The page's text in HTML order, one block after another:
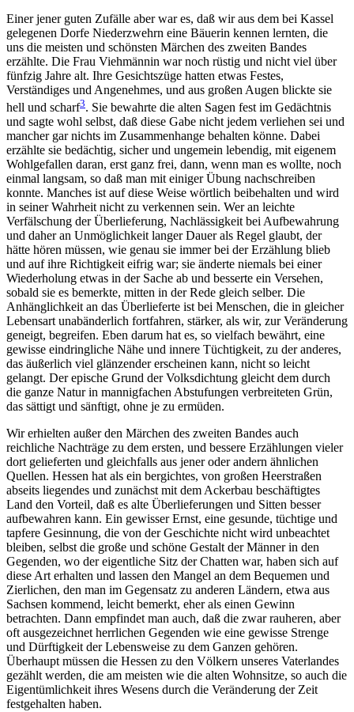
Einer jener guten Zufälle aber war es, daß wir aus dem bei Kassel
gelegenen Dorfe Niederzwehrn eine Bäuerin kennen lernten, die
uns die meisten und schönsten Märchen des zweiten Bandes
erzählte. Die Frau Viehmännin war noch rüstig und nicht viel über
fünfzig Jahre alt. Ihre Gesichtszüge hatten etwas Festes,
Verständiges und Angenehmes, und aus großen Augen blickte sie
hell und scharf3. Sie bewahrte die alten Sagen fest im Gedächtnis
und sagte wohl selbst, daß diese Gabe nicht jedem verliehen sei und
mancher gar nichts im Zusammenhange behalten könne. Dabei
erzählte sie bedächtig, sicher und ungemein lebendig, mit eigenem
Wohlgefallen daran, erst ganz frei, dann, wenn man es wollte, noch
einmal langsam, so daß man mit einiger Übung nachschreiben
konnte. Manches ist auf diese Weise wörtlich beibehalten und wird
in seiner Wahrheit nicht zu verkennen sein. Wer an leichte
Verfälschung der Überlieferung, Nachlässigkeit bei Aufbewahrung
und daher an Unmöglichkeit langer Dauer als Regel glaubt, der
hätte hören müssen, wie genau sie immer bei der Erzählung blieb
und auf ihre Richtigkeit eifrig war; sie änderte niemals bei einer
Wiederholung etwas in der Sache ab und besserte ein Versehen,
sobald sie es bemerkte, mitten in der Rede gleich selber. Die
Anhänglichkeit an das Überlieferte ist bei Menschen, die in gleicher
Lebensart unabänderlich fortfahren, stärker, als wir, zur Veränderung
geneigt, begreifen. Eben darum hat es, so vielfach bewährt, eine
gewisse eindringliche Nähe und innere Tüchtigkeit, zu der anderes,
das äußerlich viel glänzender erscheinen kann, nicht so leicht
gelangt. Der epische Grund der Volksdichtung gleicht dem durch
die ganze Natur in mannigfachen Abstufungen verbreiteten Grün,
das sättigt und sänftigt, ohne je zu ermüden.
Wir erhielten außer den Märchen des zweiten Bandes auch
reichliche Nachträge zu dem ersten, und bessere Erzählungen vieler
dort gelieferten und gleichfalls aus jener oder andern ähnlichen
Quellen. Hessen hat als ein bergichtes, von großen Heerstraßen
abseits liegendes und zunächst mit dem Ackerbau beschäftigtes
Land den Vorteil, daß es alte Überlieferungen und Sitten besser
aufbewahren kann. Ein gewisser Ernst, eine gesunde, tüchtige und
tapfere Gesinnung, die von der Geschichte nicht wird unbeachtet
bleiben, selbst die große und schöne Gestalt der Männer in den
Gegenden, wo der eigentliche Sitz der Chatten war, haben sich auf
diese Art erhalten und lassen den Mangel an dem Bequemen und
Zierlichen, den man im Gegensatz zu anderen Ländern, etwa aus
Sachsen kommend, leicht bemerkt, eher als einen Gewinn
betrachten. Dann empfindet man auch, daß die zwar rauheren, aber
oft ausgezeichnet herrlichen Gegenden wie eine gewisse Strenge
und Dürftigkeit der Lebensweise zu dem Ganzen gehören.
Überhaupt müssen die Hessen zu den Völkern unseres Vaterlandes
gezählt werden, die am meisten wie die alten Wohnsitze, so auch die
Eigentümlichkeit ihres Wesens durch die Veränderung der Zeit
festgehalten haben.